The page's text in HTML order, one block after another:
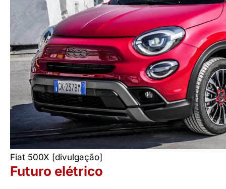
Fiat 500X [divulgação]
Futuro elétrico